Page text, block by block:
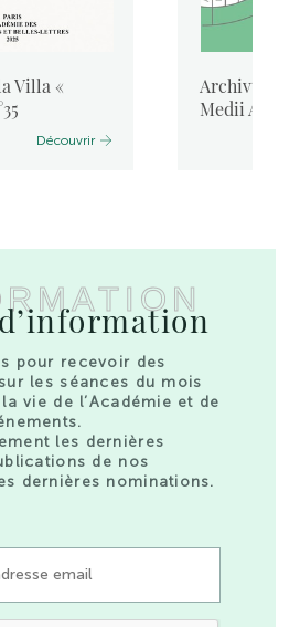
Villa «
Découvrir
Archivum
Medii Aevi,
pour recevoir des
les séances du mois
vie de l’Académie et de
les dernières
de nos
dernières nominations.